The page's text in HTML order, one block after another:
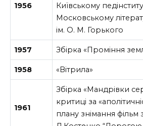
1956
Київському
Московському
ім. О. М. Горького
1957 Збірка «Проміння
1958 «Вітрила»
1961
Збірка «Мандрівки
критиці за
плану знімання фільм